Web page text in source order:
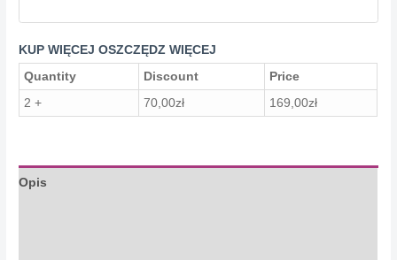
KUP WIĘCEJ OSZCZĘDZ WIĘCEJ
Quantity
Discount
Price
2 +
70,00zł 169,00zł
Opis